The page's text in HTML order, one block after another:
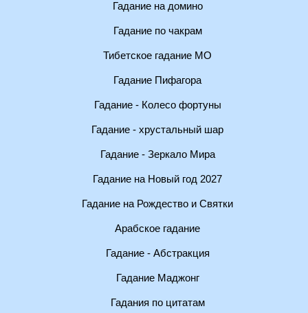
Гадание на домино
Гадание по чакрам
Тибетское гадание МО
Гадание Пифагора
Гадание - Колесо фортуны
Гадание - хрустальный шар
Гадание - Зеркало Мира
Гадание на Новый год 2027
Гадание на Рождество и Святки
Арабское гадание
Гадание - Абстракция
Гадание Маджонг
Гадания по цитатам